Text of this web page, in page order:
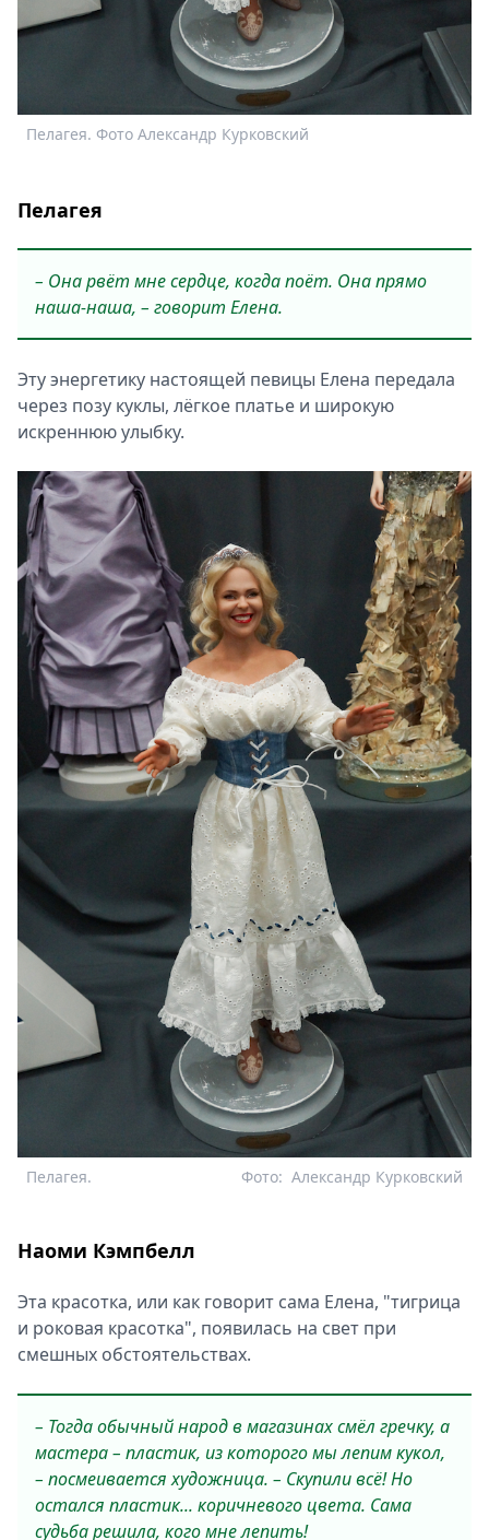
Пелагея. Фото Александр Курковский
Пелагея
– Она рвёт мне сердце, когда поёт. Она прямо
наша-наша, – говорит Елена.
Эту энергетику настоящей певицы Елена передала
через позу куклы, лёгкое платье и широкую
искреннюю улыбку.
Пелагея. Александр Курковский
Фото:
Наоми Кэмпбелл
Эта красотка, или как говорит сама Елена, "тигрица
и роковая красотка", появилась на свет при
смешных обстоятельствах.
– Тогда обычный народ в магазинах смёл гречку, а
мастера – пластик, из которого мы лепим кукол,
– посмеивается художница. – Скупили всё! Но
остался пластик... коричневого цвета. Сама
судьба решила, кого мне лепить!